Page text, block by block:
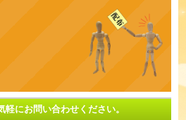
軽にお問い合わせください。